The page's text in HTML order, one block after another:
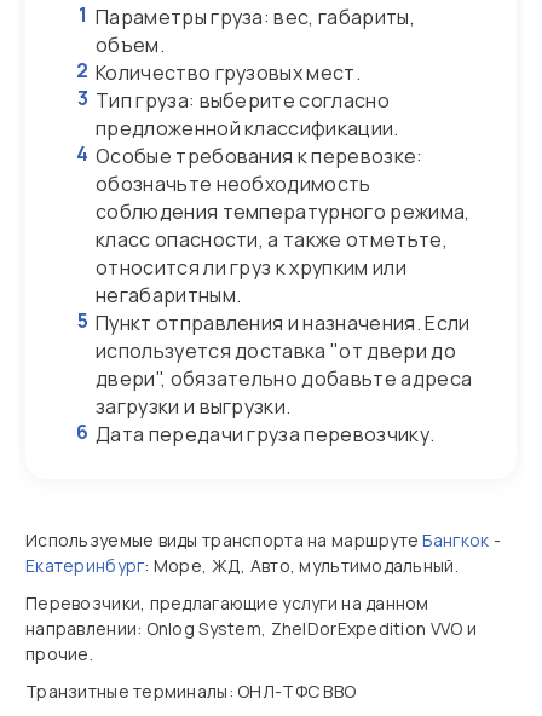
1 Параметры груза: вес, габариты,
объем.
2 Количество грузовых мест.
3 Тип груза: выберите согласно
предложенной классификации.
4 Особые требования к перевозке:
обозначьте необходимость
соблюдения температурного режима,
класс опасности, а также отметьте,
относится ли груз к хрупким или
негабаритным.
5 Пункт отправления и назначения. Если
используется доставка "от двери до
двери", обязательно добавьте адреса
загрузки и выгрузки.
6 Дата передачи груза перевозчику.
Используемые виды транспорта на маршрутеБангкок -
Екатеринбург: Море, ЖД, Авто, мультимодальный.
Перевозчики, предлагающие услуги на данном
направлении: Onlog System, ZhelDorExpedition VVO и
прочие.
Транзитные терминалы: ОНЛ-ТФС ВВО